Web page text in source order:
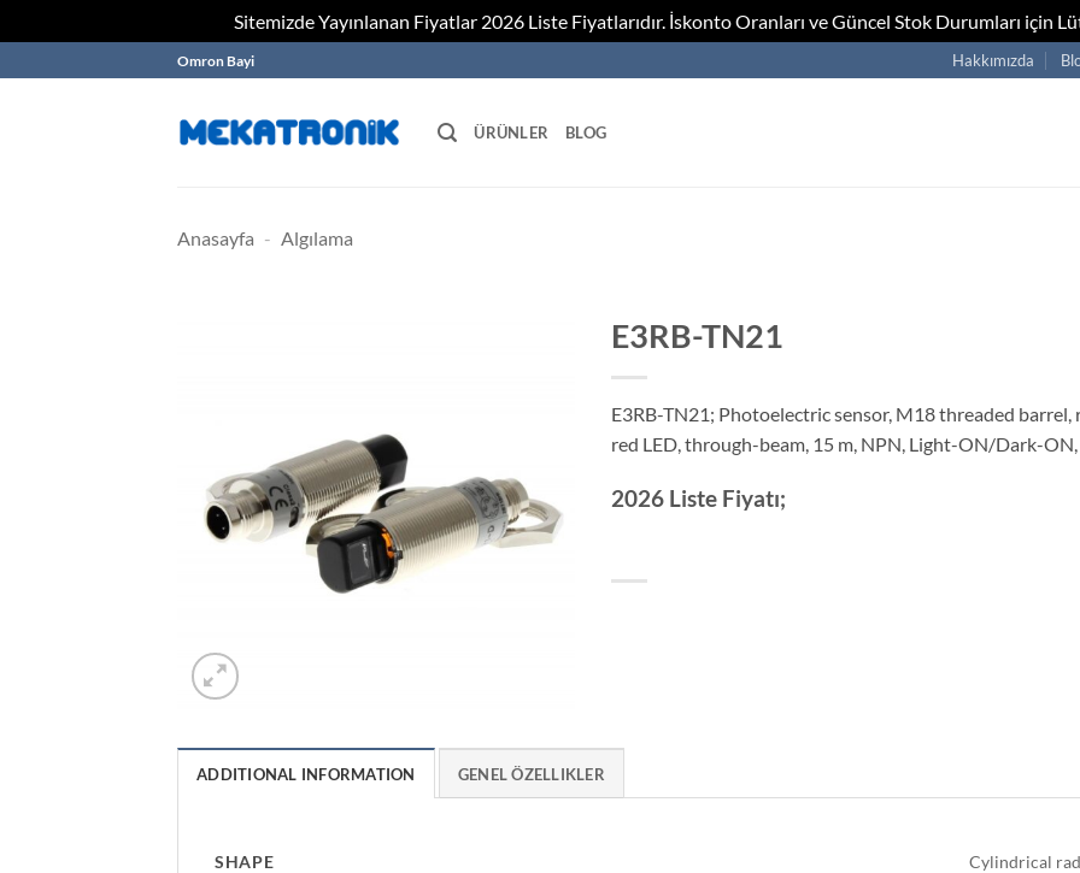
Sitemizde Yayınlanan Fiyatlar 2026 Liste Fiyatlarıdır. İskonto Oranları ve Güncel Stok Durumları için
to
Omron Bayi Hakkımızda
ÜRÜNLER BLOG
Anasayfa - Algılama
E3RB-TN21
E3RB-TN21; Photoelectric sensor, M18 threaded barrel,
red LED, through-beam, 15 m, NPN, Light-ON/Dark-
2026 Liste Fiyatı;
ADDITIONAL INFORMATION GENEL ÖZELLIKLER
SHAPE Cylindrical